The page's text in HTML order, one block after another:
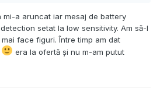
mi-a aruncat iar mesaj de battery
setat la low sensitivity. Am să-l
face figuri. Între timp am dat
era la ofertă și nu m-am putut